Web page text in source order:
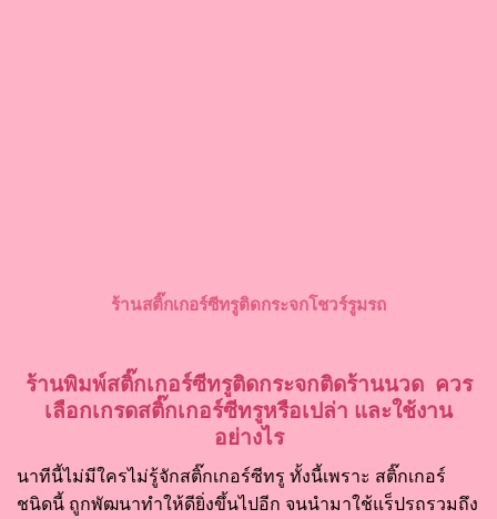
ร้านสติ๊กเกอร์ซีทรูติดกระจกโชวร์รูมรถ
ร้านพิมพ์สติ๊กเกอร์ซีทรูติดกระจกติดร้านนวด ควร
เลือกเกรดสติ๊กเกอร์ซีทรูหรือเปล่า และใช้งาน
อย่างไร
นาทีนี้ไม่มีใครไม่รู้จักสติ๊กเกอร์ซีทรู ทั้งนี้เพราะ สติ๊กเกอร์
ชนิดนี้ ถูกพัฒนาทำให้ดียิ่งขึ้นไปอีก จนนำมาใช้แร็ปรถรวมถึง